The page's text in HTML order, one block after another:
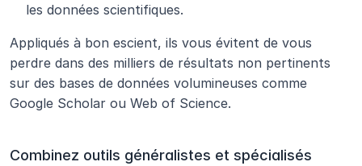
les données scientifiques.
Appliqués à bon escient, ils vous évitent de vous
perdre dans des milliers de résultats non pertinents
sur des bases de données volumineuses comme
Google Scholar ou Web of Science.
Combinez outils généralistes et spécialisés